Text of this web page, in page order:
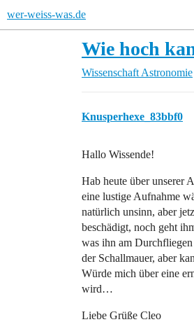
wer-weiss-was.de
Wie hoch
Wissenschaft Astronomie
Knusperhexe_83bbf0
Hallo Wissende!
Hab heute über unserer
eine lustige Aufnahme
natürlich unsinn, aber
beschädigt, noch geht
was ihn am
der Schallmauer, aber
Würde mich über eine
wird…
Liebe Grüße Cleo